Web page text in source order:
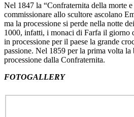
Nel 1847 la “Confraternita della morte
commissionare allo scultore ascolano
ma la processione si perde nella notte
1000, infatti, i monaci di Farfa il giorno
in processione per il paese la grande
passione. Nel 1859 per la prima volta la
processione dalla Confraternita.
FOTOGALLERY